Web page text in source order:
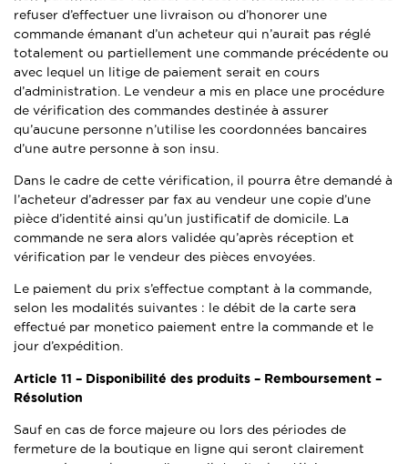
refuser d’effectuer une livraison ou d’honorer une
commande émanant d’un acheteur qui n’aurait pas réglé
totalement ou partiellement une commande précédente ou
avec lequel un litige de paiement serait en cours
d’administration. Le vendeur a mis en place une procédure
de vérification des commandes destinée à assurer
qu’aucune personne n’utilise les coordonnées bancaires
d’une autre personne à son insu.
Dans le cadre de cette vérification, il pourra être demandé à
l’acheteur d’adresser par fax au vendeur une copie d’une
pièce d’identité ainsi qu’un justificatif de domicile. La
commande ne sera alors validée qu’après réception et
vérification par le vendeur des pièces envoyées.
Le paiement du prix s’effectue comptant à la commande,
selon les modalités suivantes : le débit de la carte sera
effectué par monetico paiement entre la commande et le
jour d’expédition.
Article 11 – Disponibilité des produits – Remboursement –
Résolution
Sauf en cas de force majeure ou lors des périodes de
fermeture de la boutique en ligne qui seront clairement